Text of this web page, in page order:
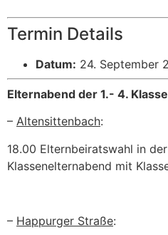
Termin Details
Datum: 24. September
Elternabend der 1.- 4.
– Altensittenbach:
18.00 Elternbeiratswahl in
Klassenelternabend mit
– Happurger Straße: